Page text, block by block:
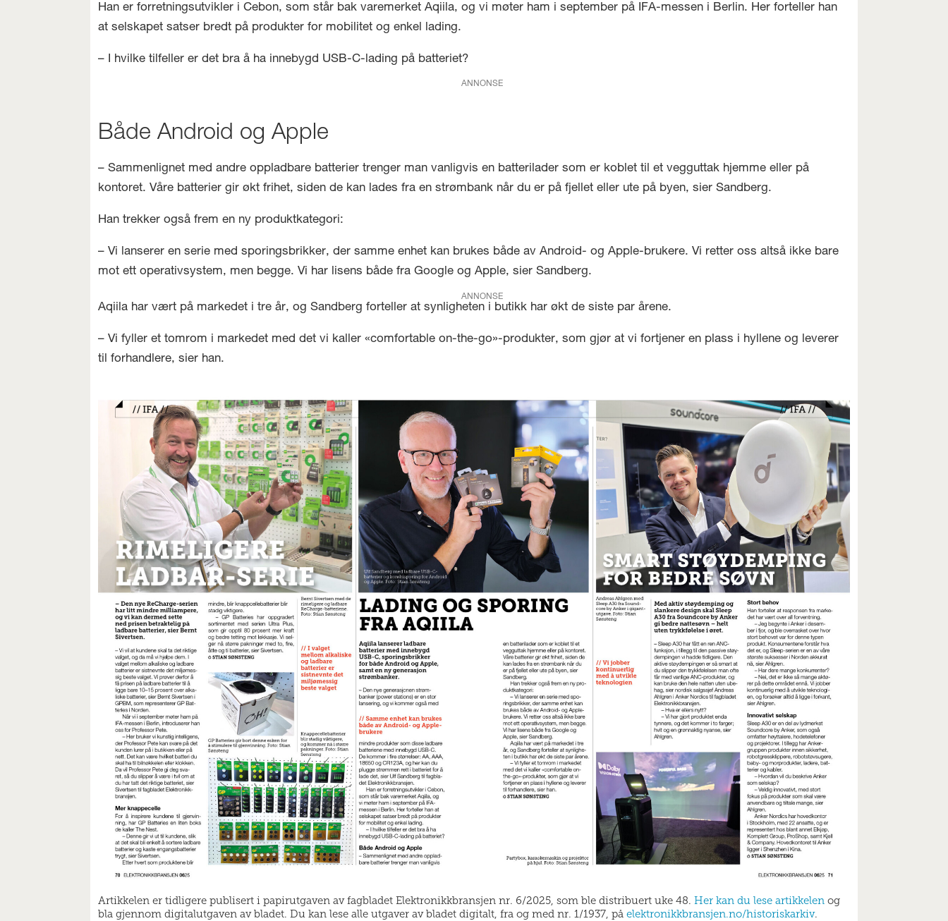
Han er forretningsutvikler i Cebon, som står bak varemerket Aqiila, og vi møter ham i september på IFA-messen i Berlin. Her forteller han
at selskapet satser bredt på produkter for mobilitet og enkel lading.
– I hvilke tilfeller er det bra å ha innebygd USB-C-lading på batteriet?
ANNONSE
Både Android og Apple
– Sammenlignet med andre oppladbare batterier trenger man vanligvis en batterilader som er koblet til et vegguttak hjemme eller på
kontoret. Våre batterier gir økt frihet, siden de kan lades fra en strømbank når du er på fjellet eller ute på byen, sier Sandberg.
Han trekker også frem en ny produktkategori:
– Vi lanserer en serie med sporingsbrikker, der samme enhet kan brukes både av Android- og Apple-brukere. Vi retter oss altså ikke bare
mot ett operativsystem, men begge. Vi har lisens både fra Google og Apple, sier Sandberg.
ANNONSE
Aqiila har vært på markedet i tre år, og Sandberg forteller at synligheten i butikk har økt de siste par årene.
– Vi fyller et tomrom i markedet med det vi kaller «comfortable on-the-go»-produkter, som gjør at vi fortjener en plass i hyllene og leverer
til forhandlere, sier han.
Artikkelen er tidligere publisert i papirutgaven av fagbladet Elektronikkbransjen nr. 6/2025, som ble distribuert uke 48.Her kan du lese artikkelen og
bla gjennom digitalutgaven av bladet. Du kan lese alle utgaver av bladet digitalt, fra og med nr. 1/1937, påelektronikkbransjen.no/historiskarkiv.